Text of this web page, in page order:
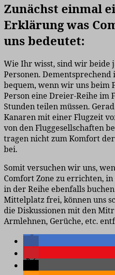
Zunächst einmal
Erklärung was
uns bedeutet:
Wie Ihr wisst, sind wir beide
Personen.
bequem, wenn wir uns beim
Person eine Dreier-Reihe im
Stunden teilen müssen.
Kanaren mit einer Flugzeit
von den Fluggesellschaften
tragen nicht zum Komfort
bei.
Somit versuchen wir uns,
Comfort Zone zu errichten,
in der Reihe ebenfalls
Mittelplatz frei, können uns
die Diskussionen mit den
Armlehnen, Gerüche, etc.